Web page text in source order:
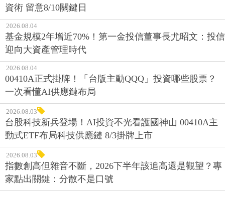
資術 留意8/10關鍵日
2026.08.04
基金規模2年增近70%！第一金投信董事長尤昭文：投信
迎向大資產管理時代
2026.08.04
00410A正式掛牌！「台版主動QQQ」投資哪些股票？
一次看懂AI供應鏈布局
2026.08.03
台股科技新兵登場！AI投資不光看護國神山 00410A主
動式ETF布局科技供應鏈 8/3掛牌上市
2026.08.03
指數創高但雜音不斷，2026下半年該追高還是觀望？專
家點出關鍵：分散不是口號